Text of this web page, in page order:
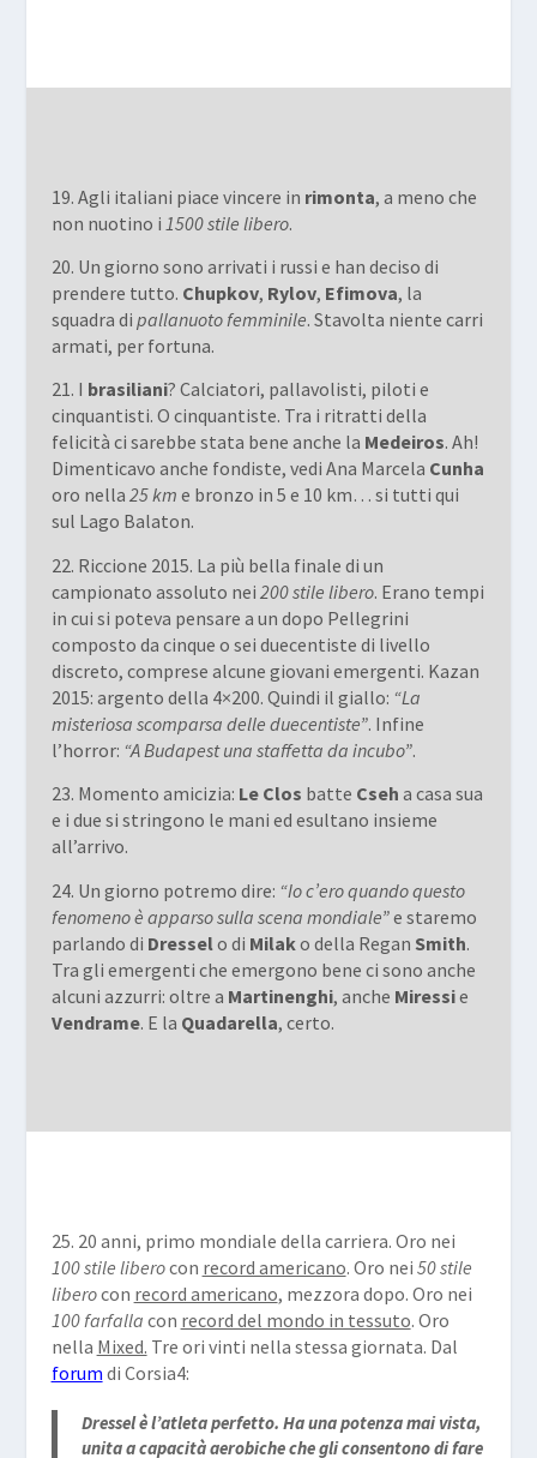
19. Agli italiani piace vincere in rimonta, a meno che
non nuotino i 1500 stile libero.
20. Un giorno sono arrivati i russi e han deciso di
prendere tutto. Chupkov, Rylov, Efimova, la
squadra di pallanuoto femminile. Stavolta niente carri
armati, per fortuna.
21. I brasiliani? Calciatori, pallavolisti, piloti e
cinquantisti. O cinquantiste. Tra i ritratti della
felicità ci sarebbe stata bene anche la Medeiros. Ah!
Dimenticavo anche fondiste, vedi Ana Marcela Cunha
oro nella 25 km e bronzo in 5 e 10 km… si tutti qui
sul Lago Balaton.
22. Riccione 2015. La più bella finale di un
campionato assoluto nei 200 stile libero. Erano tempi
in cui si poteva pensare a un dopo Pellegrini
composto da cinque o sei duecentiste di livello
discreto, comprese alcune giovani emergenti. Kazan
2015: argento della 4×200. Quindi il giallo: “La
misteriosa scomparsa delle duecentiste”. Infine
l’horror: “A Budapest una staffetta da incubo”.
23. Momento amicizia: Le Clos batte Cseh a casa sua
e i due si stringono le mani ed esultano insieme
all’arrivo.
24. Un giorno potremo dire: “Io c’ero quando questo
fenomeno è apparso sulla scena mondiale”e staremo
parlando di Dressel o di Milako della Regan Smith.
Tra gli emergenti che emergono bene ci sono anche
alcuni azzurri: oltre a Martinenghi, anche Miressie
Vendrame. E la Quadarella, certo.
25. 20 anni, primo mondiale della carriera. Oro nei
100 stile liberocon record americano. Oro nei 50 stile
liberocon record americano, mezzora dopo. Oro nei
100 farfalla con record del mondo in tessuto. Oro
nella Mixed. Tre ori vinti nella stessa giornata. Dal
forum di Corsia4:
Dressel è l’atleta perfetto. Ha una potenza mai vista,
unita a capacità aerobiche che gli consentono di fare